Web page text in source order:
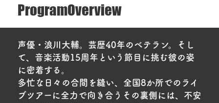
ProgramOverview番組概要
声優・浪川大輔。芸歴40年のベテラン。そし
て、音楽活動15周年という節目に挑む彼の姿
に密着する。
多忙な日々の合間を縫い、全国8か所でのライ
ブツアーに全力で向き合うその裏側には、不安